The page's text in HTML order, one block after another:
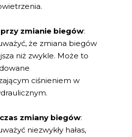
zmianie biegów:
że zmiana biegów
niż zwykle. Może to
ciśnieniem w
zmiany biegów:
niezwykły hałas,